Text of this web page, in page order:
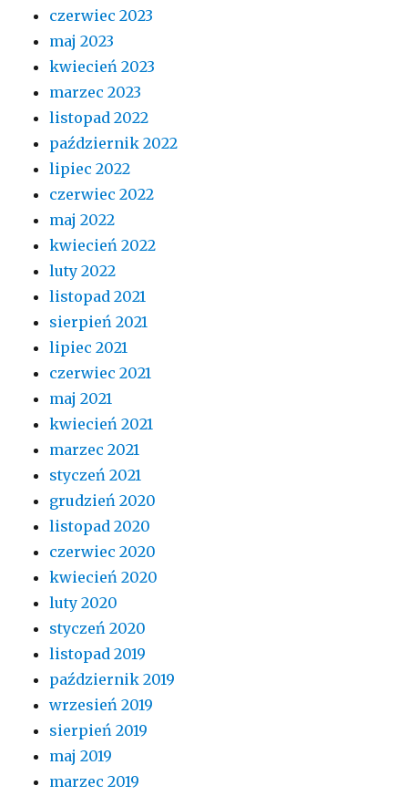
czerwiec 2023
maj 2023
kwiecień 2023
marzec 2023
listopad 2022
październik 2022
lipiec 2022
czerwiec 2022
maj 2022
kwiecień 2022
luty 2022
listopad 2021
sierpień 2021
lipiec 2021
czerwiec 2021
maj 2021
kwiecień 2021
marzec 2021
styczeń 2021
grudzień 2020
listopad 2020
czerwiec 2020
kwiecień 2020
luty 2020
styczeń 2020
listopad 2019
październik 2019
wrzesień 2019
sierpień 2019
maj 2019
marzec 2019